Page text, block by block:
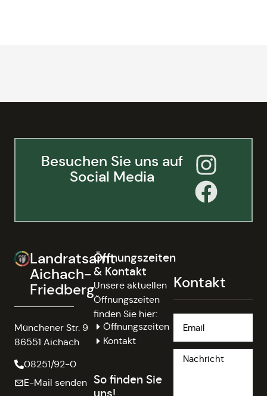
Besuchen Sie uns auf
Social Media
Landratsamt
Aichach-
Friedberg
Münchener Str. 9
86551 Aichach
08251/92-0
E-Mail senden
Öffnungszeiten
& Kontakt
Unsere aktuellen
Öffnungszeiten
finden Sie hier:
Öffnungszeiten
Kontakt
So finden Sie
Kontakt